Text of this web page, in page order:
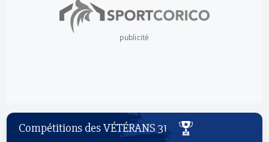
publicité
Compétitions des VÉTÉRANS 31